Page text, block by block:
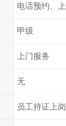
甲级
上门服务
无
员工持证上岗